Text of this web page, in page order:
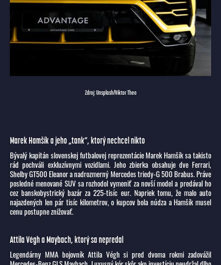
Zdroj: Unsplash/Viktor Theo
Marek Hamšík a jeho „tank“, ktorý nechcel nikto
Bývalý kapitán slovenskej futbalovej reprezentácie Marek Hamšík sa takisto
rád pochváli exkluzívnymi vozidlami. Jeho zbierka obsahuje dve Ferrari,
Shelby GT500 Eleanor a nadrozmerný Mercedes triedy-G 500 Brabus. Práve
posledné menované SUV sa rozhodol vymeniť za novší model a predával ho
cez banskobystrický bazár za 225-tisíc eur. Napriek tomu, že malo auto
najazdených len pár tisíc kilometrov, o kupcov bola núdza a Hamšík musel
cenu postupne znižovať.
Attila Végh a Maybach, ktorý sa nepredal
Legendárny MMA bojovník Attila Végh si pred dvoma rokmi zadovážil